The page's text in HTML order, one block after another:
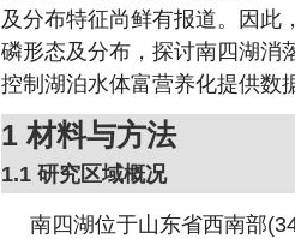
及分布特征尚鲜有报道。因此
磷形态及分布，探讨南四湖消
控制湖泊水体富营养化提供数
1 材料与方法
1.1 研究区域概况
南四湖位于山东省西南部